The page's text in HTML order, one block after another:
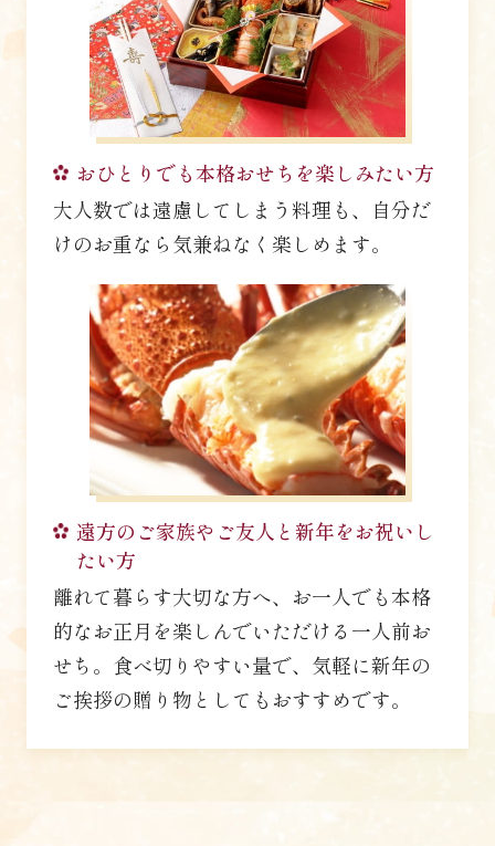
おひとりでも本格おせちを楽しみたい方
大人数では遠慮してしまう料理も、自分だ
けのお重なら気兼ねなく楽しめます。
遠方のご家族やご友人と新年をお祝いし
たい方
離れて暮らす大切な方へ、お一人でも本格
的なお正月を楽しんでいただける一人前お
せち。食べ切りやすい量で、気軽に新年の
ご挨拶の贈り物としてもおすすめです。